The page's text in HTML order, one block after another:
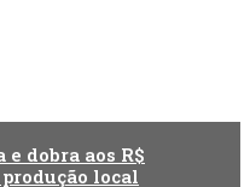
dobra aos R$
local